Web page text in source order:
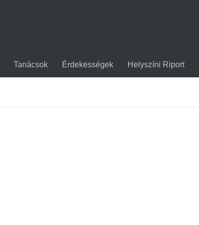
Tanácsok Érdekességek Helyszíni Riport